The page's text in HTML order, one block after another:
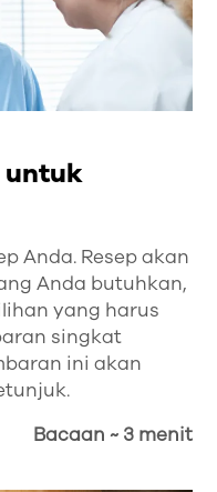
untuk
Anda. Resep akan
Anda butuhkan,
yang harus
singkat
ini akan
Bacaan ~ 3 menit